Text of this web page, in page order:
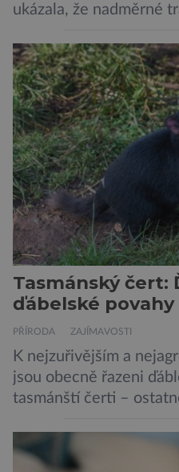
ukázala, že nadměrné
vede k zanedbávání
se jí 900 dospělých
posledním roce
her, sledování
sítí […]
Tasmánský čert:
ďábelské povahy
PŘÍRODA ZAJÍMAVOSTI
K nejzuřivějším a
jsou obecně řazeni
tasmánští čerti –
vačnatci, vyskytující se
ostrově Tasmánie, si